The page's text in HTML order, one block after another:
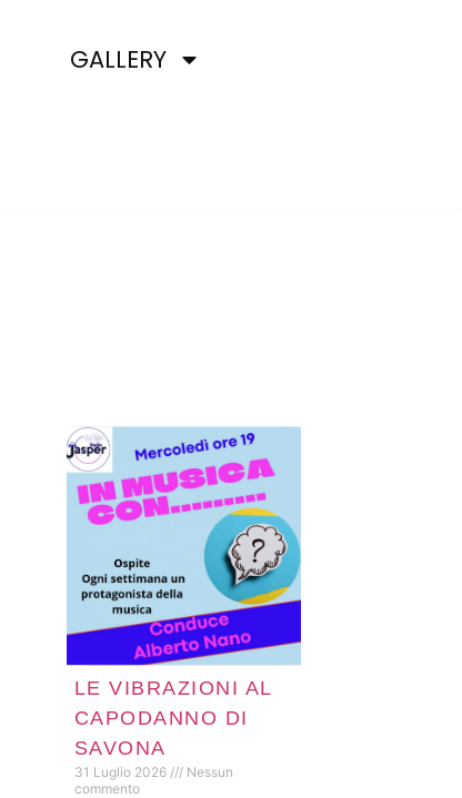
GALLERY
LE VIBRAZIONI AL
CAPODANNO DI
SAVONA
31 Luglio 2026
Nessun
commento